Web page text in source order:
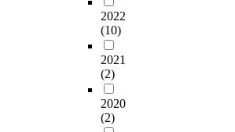
2022
(10)
2021
(2)
2020
(2)